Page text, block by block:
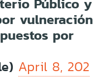
vulneración
por
April 8, 202